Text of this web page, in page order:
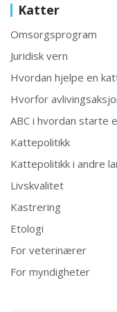
Katter
Omsorgsprogram
Juridisk vern
Hvordan hjelpe en
Hvorfor
ABC i hvordan starte
Kattepolitikk
Kattepolitikk i andre
Livskvalitet
Kastrering
Etologi
For veterinærer
For myndigheter